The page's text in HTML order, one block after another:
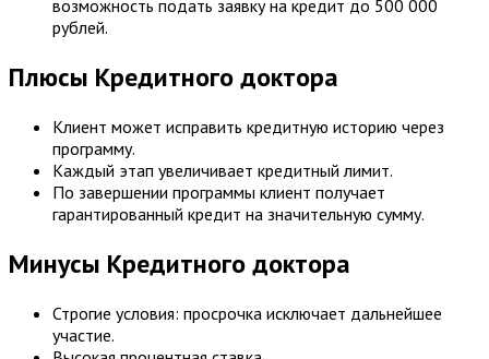
возможность подать заявку на кредит до 500 000
рублей.
Плюсы Кредитного доктора
Клиент может исправить кредитную историю через
программу.
Каждый этап увеличивает кредитный лимит.
По завершении программы клиент получает
гарантированный кредит на значительную сумму.
Минусы Кредитного доктора
Строгие условия: просрочка исключает дальнейшее
участие.